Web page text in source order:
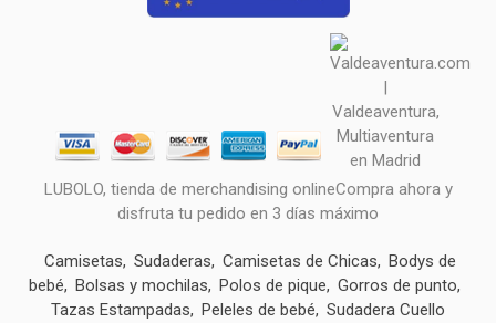
LUBOLO, tienda de merchandising onlineCompra ahora y
disfruta tu pedido en 3 días máximo
Camisetas Sudaderas Camisetas de Chicas
Bodys de
bebé
Bolsas y mochilas Polos de pique
Gorros de punto
Tazas Estampadas
Peleles de bebé
Sudadera Cuello